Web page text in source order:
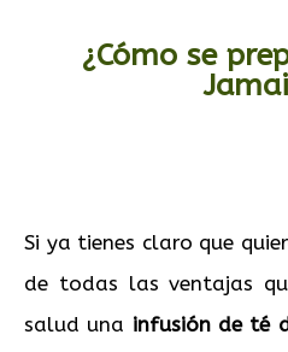
¿Cómo se
Si ya tienes claro que
de todas las ventajas
salud una infusión de té